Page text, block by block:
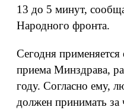
13 до 5 минут,
Народного фронта.
Сегодня
приема Минздрава,
году. Согласно ему,
должен принимать за